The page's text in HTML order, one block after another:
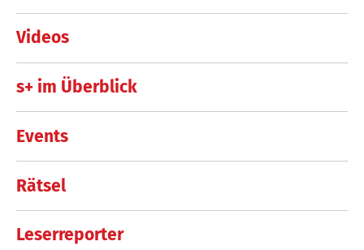
Videos
s+ im Überblick
Events
Rätsel
Leserreporter